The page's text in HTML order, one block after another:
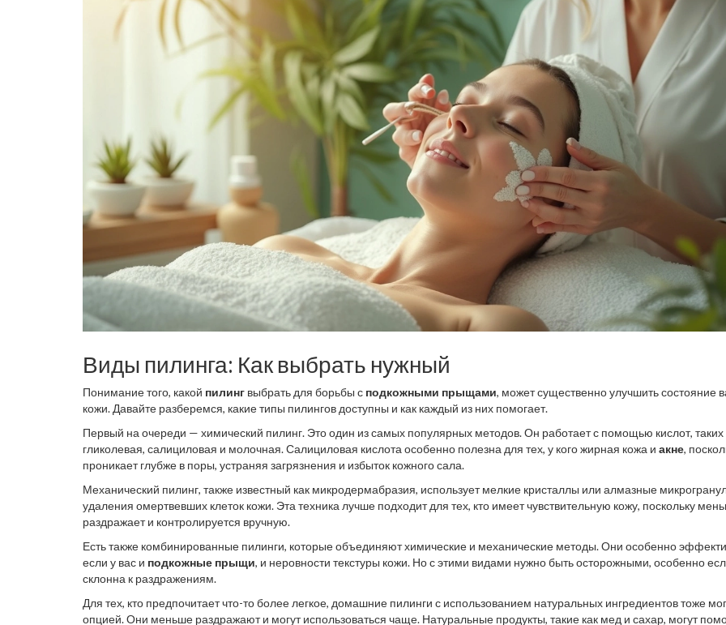
Виды пилинга: Как выбрать нужный
Понимание того, какой пилинг выбрать для борьбы с подкожными прыщами, может существенно улучшить состояние
кожи. Давайте разберемся, какие типы пилингов доступны и как каждый из них помогает.
Первый на очереди — химический пилинг. Это один из самых популярных методов. Он работает с помощью кислот, таких
гликолевая, салициловая и молочная. Салициловая кислота особенно полезна для тех, у кого жирная кожа и акне,
проникает глубже в поры, устраняя загрязнения и избыток кожного сала.
Механический пилинг, также известный как микродермабразия, использует мелкие кристаллы или алмазные
удаления омертвевших клеток кожи. Эта техника лучше подходит для тех, кто имеет чувствительную кожу, поскольку
раздражает и контролируется вручную.
Есть также комбинированные пилинги, которые объединяют химические и механические методы. Они особенно
если у вас и подкожные прыщи, и неровности текстуры кожи. Но с этими видами нужно быть осторожными, особенно
склонна к раздражениям.
Для тех, кто предпочитает что-то более легкое, домашние пилинги с использованием натуральных ингредиентов тоже
опцией. Они меньше раздражают и могут использоваться чаще. Натуральные продукты, такие как мед и сахар, могут